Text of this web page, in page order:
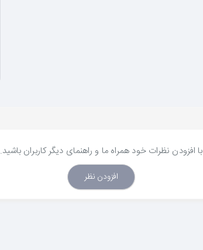
با افزودن نظرات خود همراه ما و راهنمای دیگر کاربران باشید.
افزودن نظر